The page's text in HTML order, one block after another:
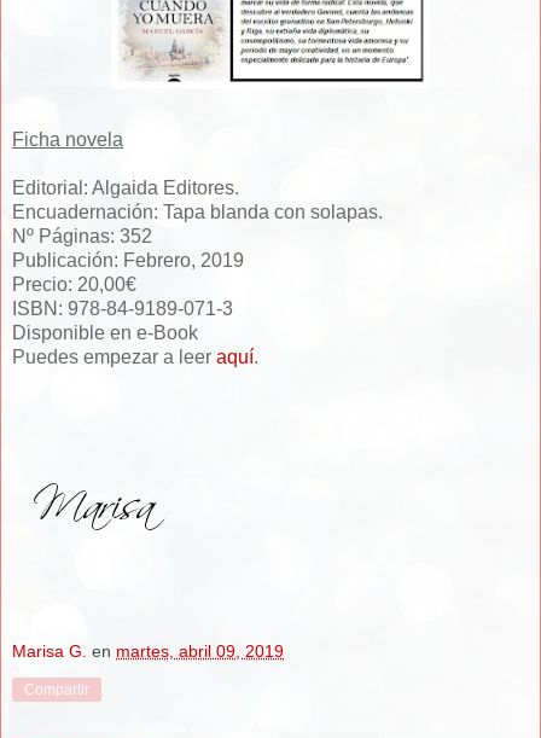
Ficha novela
Editorial: Algaida Editores.
Encuadernación: Tapa blanda con solapas.
Nº Páginas: 352
Publicación: Febrero, 2019
Precio: 20,00€
ISBN: 978-84-9189-071-3
Disponible en e-Book
Puedes empezar a leer aquí.
Marisa G. en martes, abril 09, 2019
Compartir